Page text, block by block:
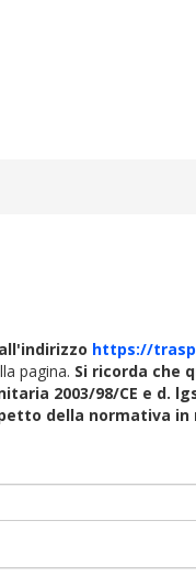
https://
pagina. Si ricorda che
2003/98/CE e d.
della normativa